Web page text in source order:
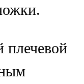
плечевой